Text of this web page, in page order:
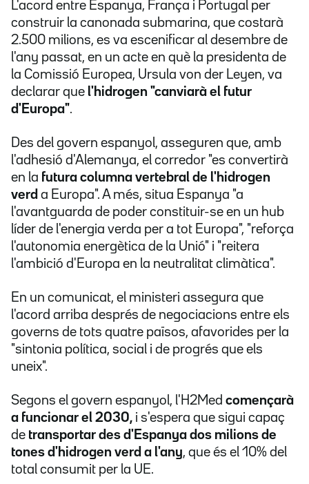
L'acord entre Espanya, França i Portugal per
construir la canonada submarina, que costarà
2.500 milions, es va escenificar al desembre de
l'any passat, en un acte en què la presidenta de
la Comissió Europea, Ursula von der Leyen, va
declarar que l'hidrogen "canviarà el futur
d'Europa".
Des del govern espanyol, asseguren que, amb
l'adhesió d'Alemanya, el corredor "es convertirà
en la futura columna vertebral de l'hidrogen
verd a Europa". A més, situa Espanya "a
l'avantguarda de poder constituir-se en un hub
líder de l'energia verda per a tot Europa", "reforça
l'autonomia energètica de la Unió" i "reitera
l'ambició d'Europa en la neutralitat climàtica".
En un comunicat, el ministeri assegura que
l'acord arriba després de negociacions entre els
governs de tots quatre països, afavorides per la
"sintonia política, social i de progrés que els
uneix".
Segons el govern espanyol, l'H2Med començarà
a funcionar el 2030, i s'espera que sigui capaç
de transportar des d'Espanya dos milions de
tones d'hidrogen verd a l'any, que és el 10% del
total consumit per la UE.